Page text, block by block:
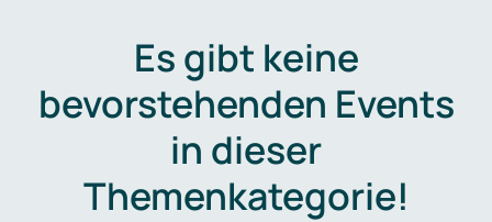
Es gibt keine
bevorstehenden Events
in dieser
Themenkategorie!